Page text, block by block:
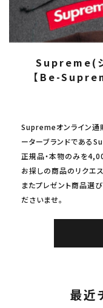
Supreme(
【Be-
Supremeオンライン通
ーターブランドである
正規品・本物のみを
お探しの商品のリクエ
またプレゼント商品選
ださいませ。
最近